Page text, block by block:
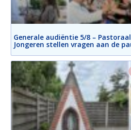
Generale audiëntie 5/8 –
Jongeren stellen vragen aan de